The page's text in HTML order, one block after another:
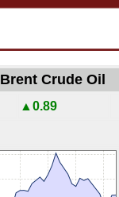
Brent Crude Oil
▲0.89